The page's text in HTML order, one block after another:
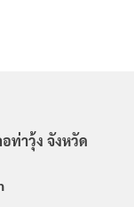
ท่าวุ้ง จังหวัด